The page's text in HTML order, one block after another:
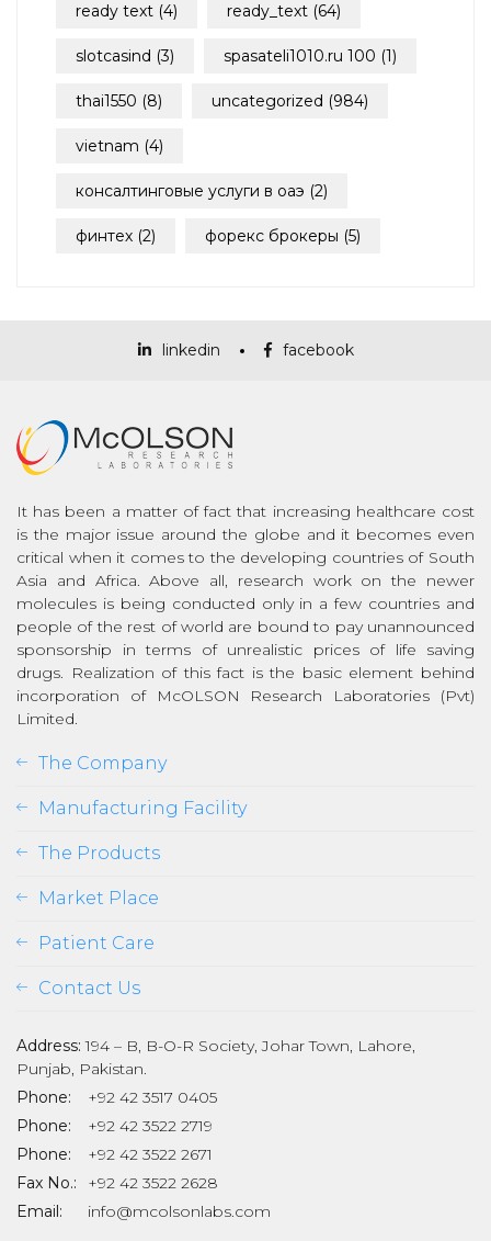
ready text (4) ready_text (64)
slotcasind (3) spasateli1010.ru 100 (1)
thai1550 (8) uncategorized (984)
vietnam (4)
консалтинговые услуги в оаэ (2)
финтех (2) форекс брокеры (5)
linkedin facebook
It has been a matter of fact that increasing healthcare cost
is the major issue around the globe and it becomes even
critical when it comes to the developing countries of South
Asia and Africa. Above all, research work on the newer
molecules is being conducted only in a few countries and
people of the rest of world are bound to pay unannounced
sponsorship in terms of unrealistic prices of life saving
drugs. Realization of this fact is the basic element behind
incorporation of McOLSON Research Laboratories (Pvt)
Limited.
The Company
Manufacturing Facility
The Products
Market Place
Patient Care
Contact Us
Address: 194 – B, B-O-R Society, Johar Town, Lahore,
Punjab, Pakistan.
Phone:
+92 42 3517 0405
Phone:
+92 42 3522 2719
Phone:
+92 42 3522 2671
Fax No.:
+92 42 3522 2628
Email:
info@mcolsonlabs.com